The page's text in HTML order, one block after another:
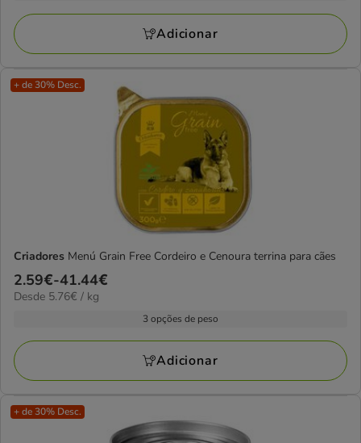
avaliações
41.44€
Adicionar
+ de 30% Desc.
Criadores Menú Grain Free Cordeiro e Cenoura terrina para cães
Preço
de
41.44€
2.59€-41.44€
5.76€
Desde 5.76€ / kg
3 opções de peso
Adicionar
+ de 30% Desc.